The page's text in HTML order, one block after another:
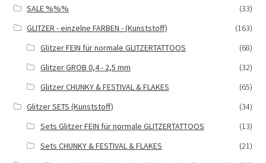
SALE %%%
(33)
GLITZER - einzelne FARBEN - (Kunststoff)
(163)
Glitzer FEIN für normale GLITZERTATTOOS
(68)
Glitzer GROB 0,4 - 2,5 mm
(32)
Glitzer CHUNKY & FESTIVAL & FLAKES
(65)
Glitzer SETS (Kunststoff)
(34)
Sets Glitzer FEIN für normale GLITZERTATTOOS
(13)
Sets CHUNKY & FESTIVAL & FLAKES
(21)